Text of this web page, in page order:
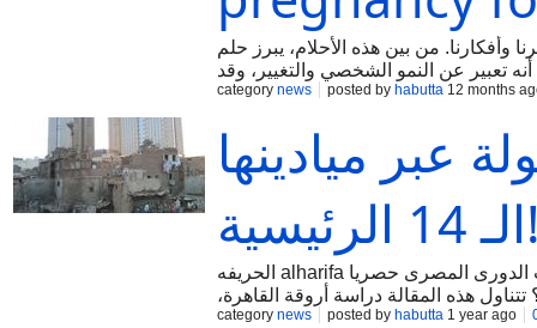
وأفكارنا. من بين هذه الأحلام، يبرز حلم
تعبير عن النمو الشخصي والتغيير، وقد
تلوح في الأفق. على سبيل المثال، فتاة
category news posted by habutta 12 months
عبر ميادينها
الحريفه alharifa موقع رياضى مصرى عربى وتليفزيون ديجيتال ينقل أخبار وفيديوهات ومباريات الدورى المصرى حصريا
هذه المقالة دراسة أروقة القاهرة،
إلى الأحياء التقليدية، تُظهر القاهرة
category news posted by habutta 1 year ago